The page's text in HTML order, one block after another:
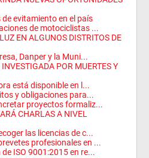
evitamiento en el país
de motociclistas ...
EN ALGUNOS DISTRITOS DE
Danper y la Muni...
POR MUERTES Y
está disponible en l...
y obligaciones para...
proyectos formaliz...
CHARLAS A NIVEL
las licencias de c...
profesionales en ...
ISO 9001:2015 en re...